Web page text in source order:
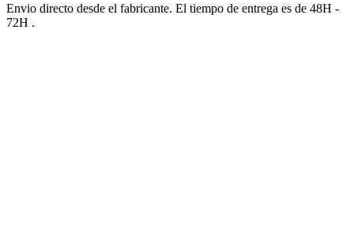
Envio directo desde el fabricante. El tiempo de entrega es de 48H -
72H .